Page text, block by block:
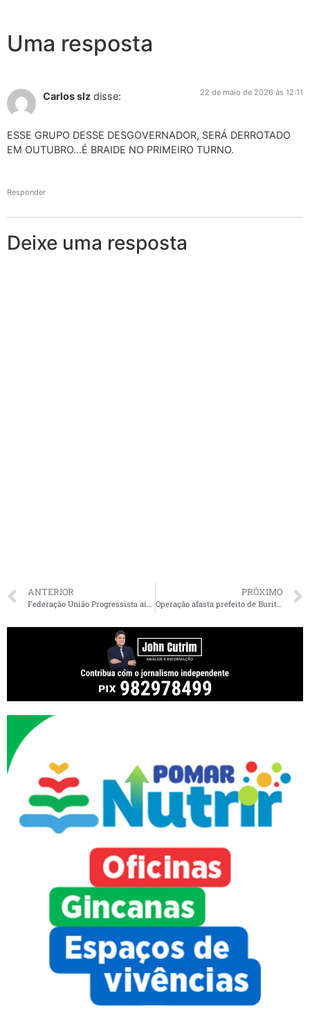
Uma resposta
Carlos slz disse: 22 de maio de 2026 às 12:11
ESSE GRUPO DESSE DESGOVERNADOR, SERÁ DERROTADO
EM OUTUBRO…É BRAIDE NO PRIMEIRO TURNO.
Responder
Deixe uma resposta
ANTERIOR PRÓXIMO
Operação afasta prefeito de Buriticupu após denúncia de fraude em licitação